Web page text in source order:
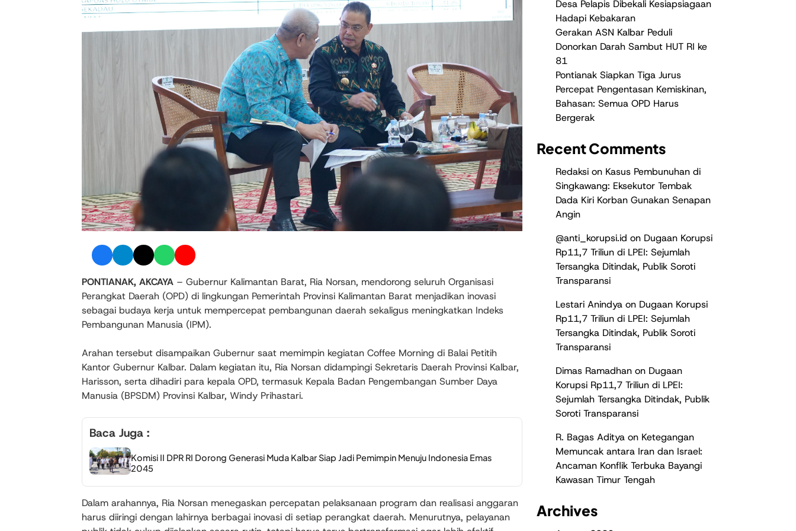
PONTIANAK, AKCAYA – Gubernur Kalimantan Barat, Ria Norsan, mendorong seluruh Organisasi
Perangkat Daerah (OPD) di lingkungan Pemerintah Provinsi Kalimantan Barat menjadikan inovasi
sebagai budaya kerja untuk mempercepat pembangunan daerah sekaligus meningkatkan Indeks
Pembangunan Manusia (IPM).
Arahan tersebut disampaikan Gubernur saat memimpin kegiatan Coffee Morning di Balai Petitih
Kantor Gubernur Kalbar. Dalam kegiatan itu, Ria Norsan didampingi Sekretaris Daerah Provinsi Kalbar,
Harisson, serta dihadiri para kepala OPD, termasuk Kepala Badan Pengembangan Sumber Daya
Manusia (BPSDM) Provinsi Kalbar, Windy Prihastari.
Baca Juga :
Komisi II DPR RI Dorong Generasi Muda Kalbar Siap Jadi Pemimpin Menuju Indonesia Emas
2045
Dalam arahannya, Ria Norsan menegaskan percepatan pelaksanaan program dan realisasi anggaran
harus diiringi dengan lahirnya berbagai inovasi di setiap perangkat daerah. Menurutnya, pelayanan
Desa Pelapis Dibekali Kesiapsiagaan
Hadapi Kebakaran
Gerakan ASN Kalbar Peduli
Donorkan Darah Sambut HUT RI ke
81
Pontianak Siapkan Tiga Jurus
Percepat Pengentasan Kemiskinan,
Bahasan: Semua OPD Harus
Bergerak
Recent Comments
Redaksi on Kasus Pembunuhan di
Singkawang: Eksekutor Tembak
Dada Kiri Korban Gunakan Senapan
Angin
@anti_korupsi.id on Dugaan Korupsi
Rp11,7 Triliun di LPEI: Sejumlah
Tersangka Ditindak, Publik Soroti
Transparansi
Lestari Anindya on Dugaan Korupsi
Rp11,7 Triliun di LPEI: Sejumlah
Tersangka Ditindak, Publik Soroti
Transparansi
Dimas Ramadhan on Dugaan
Korupsi Rp11,7 Triliun di LPEI:
Sejumlah Tersangka Ditindak, Publik
Soroti Transparansi
R. Bagas Aditya on Ketegangan
Memuncak antara Iran dan Israel:
Ancaman Konflik Terbuka Bayangi
Kawasan Timur Tengah
Archives